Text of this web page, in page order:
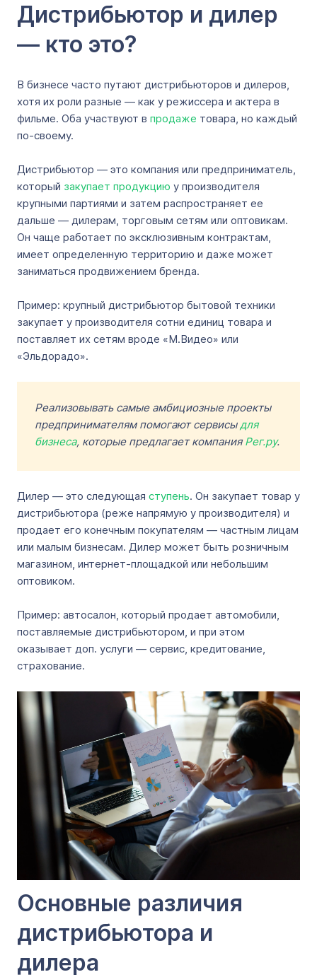
Дистрибьютор и дилер
— кто это?
В бизнесе часто путают дистрибьюторов и дилеров,
хотя их роли разные — как у режиссера и актера в
фильме. Оба участвуют в продаже товара, но каждый
по-своему.
Дистрибьютор — это компания или предприниматель,
который закупает продукцию у производителя
крупными партиями и затем распространяет ее
дальше — дилерам, торговым сетям или оптовикам.
Он чаще работает по эксклюзивным контрактам,
имеет определенную территорию и даже может
заниматься продвижением бренда.
Пример: крупный дистрибьютор бытовой техники
закупает у производителя сотни единиц товара и
поставляет их сетям вроде «М.Видео» или
«Эльдорадо».
Реализовывать самые амбициозные проекты
предпринимателям помогают сервисыдля
бизнеса, которые предлагает компанияРег.ру.
Дилер — это следующая ступень. Он закупает товар у
дистрибьютора (реже напрямую у производителя) и
продает его конечным покупателям — частным лицам
или малым бизнесам. Дилер может быть розничным
магазином, интернет-площадкой или небольшим
оптовиком.
Пример: автосалон, который продает автомобили,
поставляемые дистрибьютором, и при этом
оказывает доп. услуги — сервис, кредитование,
страхование.
Основные различия
дистрибьютора и
дилера